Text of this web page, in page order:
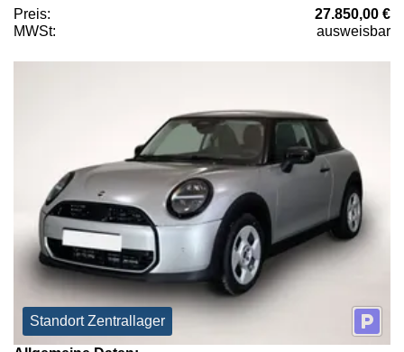
Preis:
27.850,00 €
MWSt:
ausweisbar
Standort Zentrallager